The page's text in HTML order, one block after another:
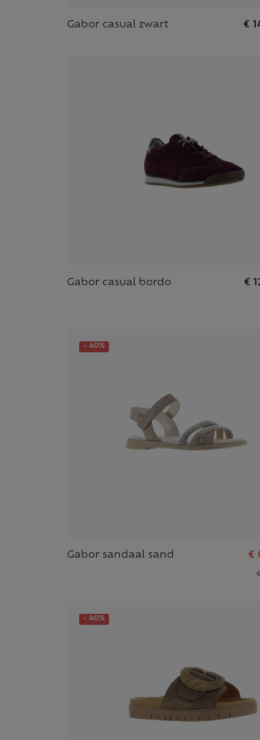
Gabor casual zwart €
Gabor casual bordo €
- 40%
Gabor sandaal sand €
- 40%